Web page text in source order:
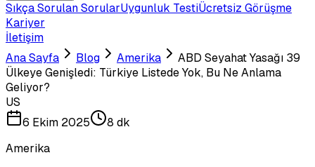
Sıkça Sorulan SorularUygunluk TestiÜcretsiz Görüşme
Kariyer
İletişim
Ana Sayfa
Blog Amerika
ABD Seyahat Yasağı 39
Ülkeye Genişledi: Türkiye Listede Yok, Bu Ne Anlama
Geliyor?
US
6 Ekim 2025
8 dk
Amerika